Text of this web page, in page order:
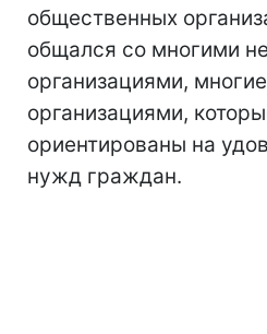
общественных
общался со многими
организациями,
организациями,
ориентированы на
нужд граждан.